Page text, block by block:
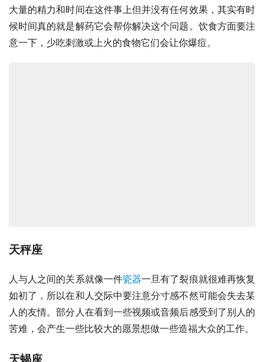
大量的精力和时间在这件事上但并没有任何效果，其实有时
候时间真的就是解药它会帮你解决这个问题。饮食方面要注
意一下，少吃刺激或上火的食物它们会让你爆痘。
天秤座
人与人之间的关系就像一件瓷器一旦有了裂痕就很难再恢复
如初了，所以在和人交际中要注意分寸感不然可能会失去某
人的友情。部分人在看到一些视频或音频后感受到了别人的
苦难，会产生一些比较大的愿景想做一些造福大众的工作。
天蝎座